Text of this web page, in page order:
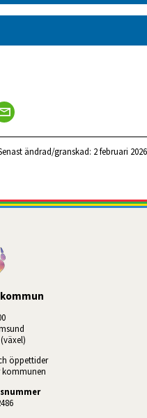
ändrad/granskad: 2 februari 2026
öppettider